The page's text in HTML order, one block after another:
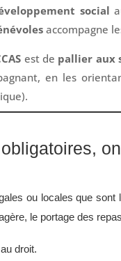
social
accompagne
est de pallier aux
en les
ou locales que sont
le portage des
droit.